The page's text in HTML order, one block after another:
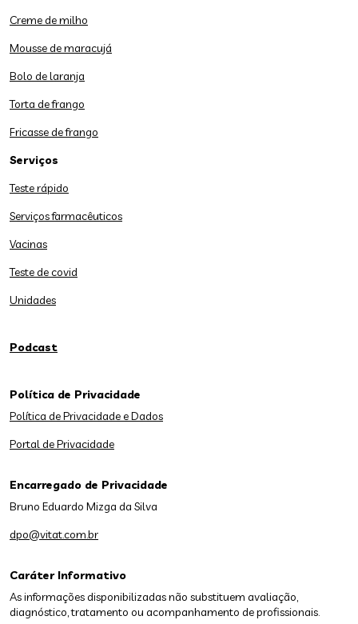
Creme de milho
Mousse de maracujá
Bolo de laranja
Torta de frango
Fricasse de frango
Serviços
Teste rápido
Serviços farmacêuticos
Vacinas
Teste de covid
Unidades
Podcast
Caráter Informativo
As informações disponibilizadas não substituem avaliação,
diagnóstico, tratamento ou acompanhamento de profissionais.
Política de Privacidade
Política de Privacidade e Dados
Portal de Privacidade
Encarregado de Privacidade
Bruno Eduardo Mizga da Silva
dpo@vitat.com.br